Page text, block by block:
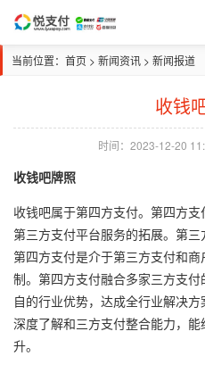
当前位置： 首页 > 新闻资讯 > 新闻报道
收钱
时间：2023-12-20
收钱吧牌照
收钱吧属于第四方支付。第四方
第三方支付平台服务的拓展。第
第四方支付是介于第三方支付和
制。第四方支付融合多家三方支
自的行业优势，达成全行业解决
深度了解和三方支付整合能力，
升。